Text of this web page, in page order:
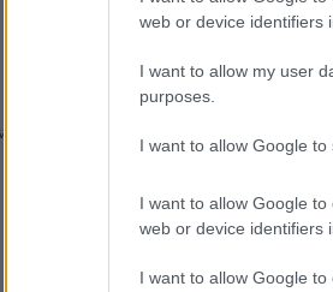
web or device identifiers
I want to allow my user
purposes.
I want to allow Google
I want to allow Google
web or device identifiers
I want to allow Google
landslagsplassen.